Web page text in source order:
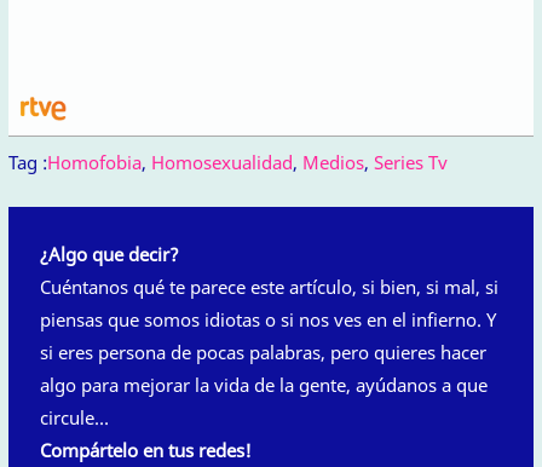
Tag :Homofobia, Homosexualidad, Medios, Series Tv
¿Algo que decir?
Cuéntanos qué te parece este artículo, si bien, si mal, si
piensas que somos idiotas o si nos ves en el infierno. Y
si eres persona de pocas palabras, pero quieres hacer
algo para mejorar la vida de la gente, ayúdanos a que
circule…
Compártelo en tus redes!